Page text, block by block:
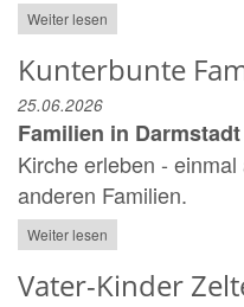
Weiter lesen
Kunterbunte
25.06.2026
Familien in
Kirche erleben -
anderen Familien.
Weiter lesen
Vater-Kinder